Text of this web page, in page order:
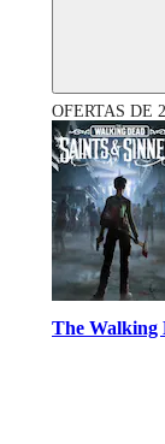
OFERTAS DE
The Walking